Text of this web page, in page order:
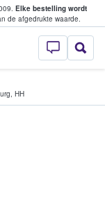
Elke bestelling wordt
de afgedrukte waarde.
waar
, HH